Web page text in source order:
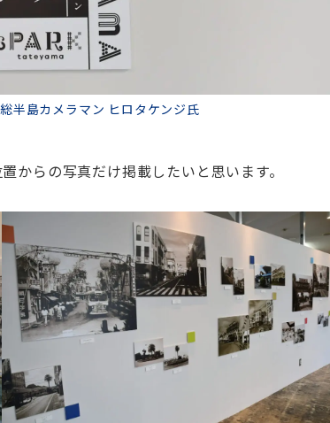
半島カメラマン ヒロタケンジ氏
からの写真だけ掲載したいと思います。